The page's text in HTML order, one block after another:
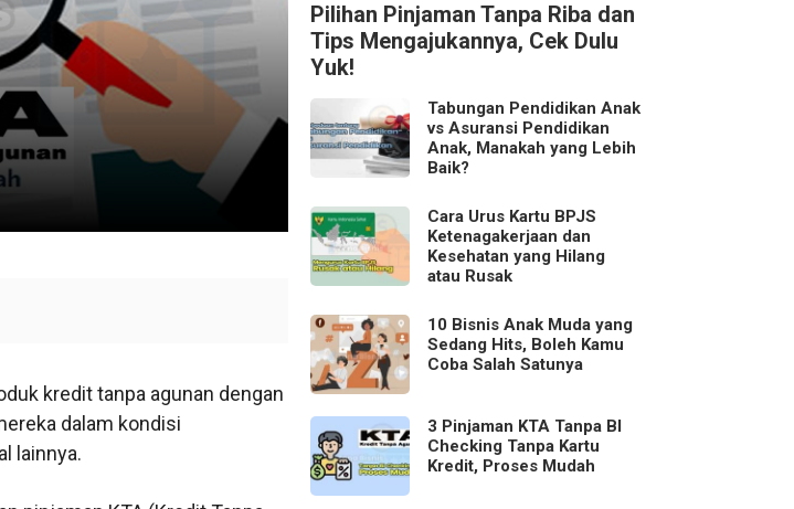
kredit tanpa agunan dengan
dalam kondisi
lainnya.
Pilihan Pinjaman Tanpa Riba dan
Tips Mengajukannya, Cek Dulu
Yuk!
Tabungan Pendidikan Anak
vs Asuransi Pendidikan
Anak, Manakah yang Lebih
Baik?
Cara Urus Kartu BPJS
Ketenagakerjaan dan
Kesehatan yang Hilang
atau Rusak
10 Bisnis Anak Muda yang
Sedang Hits, Boleh Kamu
Coba Salah Satunya
3 Pinjaman KTA Tanpa BI
Checking Tanpa Kartu
Kredit, Proses Mudah